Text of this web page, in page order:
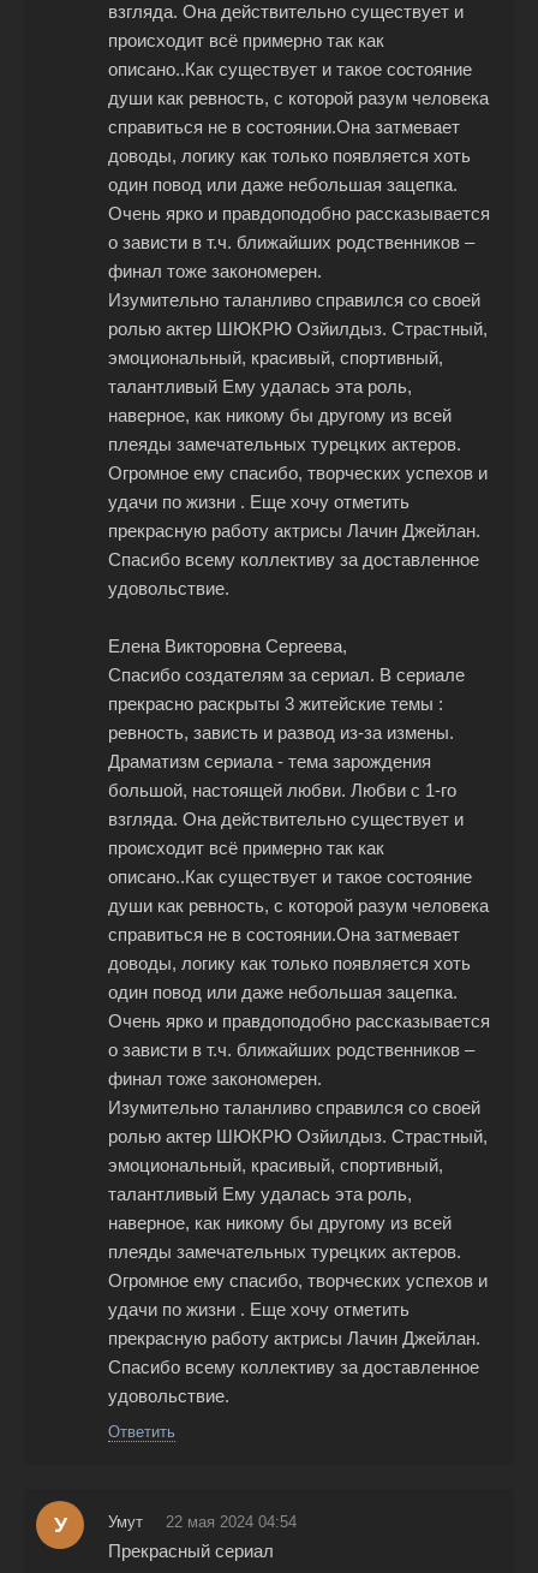
взгляда. Она действительно существует и
происходит всё примерно так как
описано..Как существует и такое состояние
души как ревность, с которой разум человека
справиться не в состоянии.Она затмевает
доводы, логику как только появляется хоть
один повод или даже небольшая зацепка.
Очень ярко и правдоподобно рассказывается
о зависти в т.ч. ближайших родственников –
финал тоже закономерен.
Изумительно таланливо справился со своей
ролью актер ШЮКРЮ Озйилдыз. Страстный,
эмоциональный, красивый, спортивный,
талантливый Ему удалась эта роль,
наверное, как никому бы другому из всей
плеяды замечательных турецких актеров.
Огромное ему спасибо, творческих успехов и
удачи по жизни . Еще хочу отметить
прекрасную работу актрисы Лачин Джейлан.
Спасибо всему коллективу за доставленное
удовольствие.
Елена Викторовна Сергеева,
Спасибо создателям за сериал. В сериале
прекрасно раскрыты 3 житейские темы :
ревность, зависть и развод из-за измены.
Драматизм сериала - тема зарождения
большой, настоящей любви. Любви с 1-го
взгляда. Она действительно существует и
происходит всё примерно так как
описано..Как существует и такое состояние
души как ревность, с которой разум человека
справиться не в состоянии.Она затмевает
доводы, логику как только появляется хоть
один повод или даже небольшая зацепка.
Очень ярко и правдоподобно рассказывается
о зависти в т.ч. ближайших родственников –
финал тоже закономерен.
Изумительно таланливо справился со своей
ролью актер ШЮКРЮ Озйилдыз. Страстный,
эмоциональный, красивый, спортивный,
талантливый Ему удалась эта роль,
наверное, как никому бы другому из всей
плеяды замечательных турецких актеров.
Огромное ему спасибо, творческих успехов и
удачи по жизни . Еще хочу отметить
прекрасную работу актрисы Лачин Джейлан.
Спасибо всему коллективу за доставленное
удовольствие.
Ответить
У Умут 22 мая 2024 04:54
Прекрасный сериал